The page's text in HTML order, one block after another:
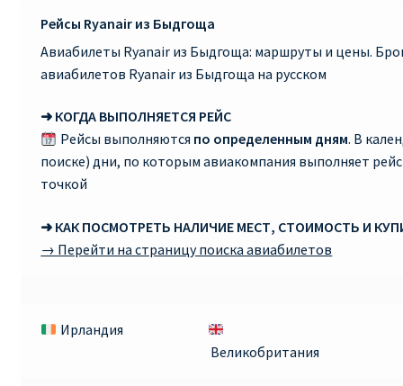
Рейсы Ryanair из Быдгоща
Авиабилеты Ryanair из Быдгоща: маршруты и цены.
авиабилетов Ryanair из Быдгоща на русском
➜ КОГДА ВЫПОЛНЯЕТСЯ РЕЙС
Рейсы выполняются по определенным дням. В
поиске) дни, по которым авиакомпания выполняет
точкой
➜ КАК ПОСМОТРЕТЬ НАЛИЧИЕ МЕСТ, СТОИМОСТЬ И
→ Перейти на страницу поиска авиабилетов
Ирландия
Великобритания